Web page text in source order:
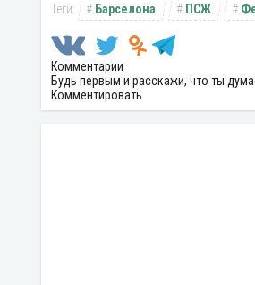
Барселона ПСЖ
Комментарии
Будь первым и расскажи, что ты
Комментировать